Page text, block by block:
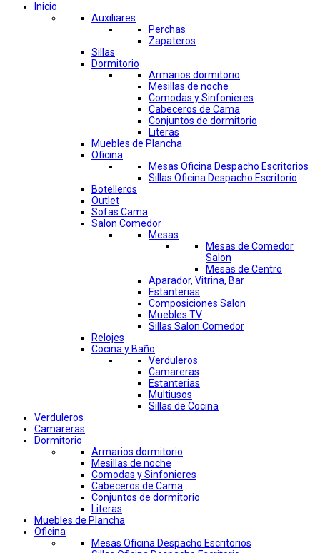
Inicio
Auxiliares
Perchas
Zapateros
Sillas
Dormitorio
Armarios dormitorio
Mesillas de noche
Comodas y Sinfonieres
Cabeceros de Cama
Conjuntos de dormitorio
Literas
Muebles de Plancha
Oficina
Mesas Oficina Despacho Escritorios
Sillas Oficina Despacho Escritorio
Botelleros
Outlet
Sofas Cama
Salon Comedor
Mesas
Mesas de Comedor
Salon
Mesas de Centro
Aparador, Vitrina, Bar
Estanterias
Composiciones Salon
Muebles TV
Sillas Salon Comedor
Relojes
Cocina y Baño
Verduleros
Camareras
Estanterias
Multiusos
Sillas de Cocina
Verduleros
Camareras
Dormitorio
Armarios dormitorio
Mesillas de noche
Comodas y Sinfonieres
Cabeceros de Cama
Conjuntos de dormitorio
Literas
Muebles de Plancha
Oficina
Mesas Oficina Despacho Escritorios